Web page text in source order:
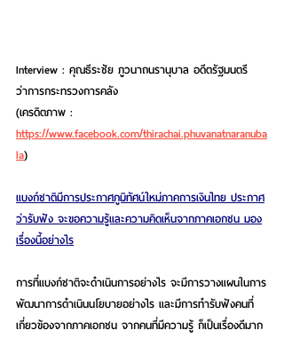
Interview : คุณธีระชัย ภูวนาถนรานุบาล อดีตรัฐมนตรี
ว่าการกระทรวงการคลัง
(เครดิตภาพ :
https://www.facebook.com/thirachai.phuvanatnaranuba
la)
แบงก์ชาติมีการประกาศภูมิทัศน์ใหม่ภาคการเงินไทย ประกาศ
ว่ารับฟัง จะขอความรู้และความคิดเห็นจากภาคเอกชน มอง
เรื่องนี้อย่างไร
การที่แบงก์ชาติจะดำเนินการอย่างไร จะมีการวางแผนในการ
พัฒนาการดำเนินนโยบายอย่างไร และมีการทำรับฟังคนที่
เกี่ยวข้องจากภาคเอกชน จากคนที่มีความรู้ ก็เป็นเรื่องดีมาก